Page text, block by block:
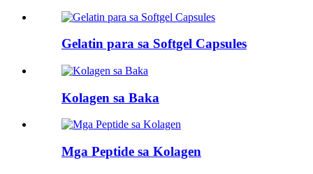
Gelatin para sa Softgel Capsules
Kolagen sa Baka
Mga Peptide sa Kolagen